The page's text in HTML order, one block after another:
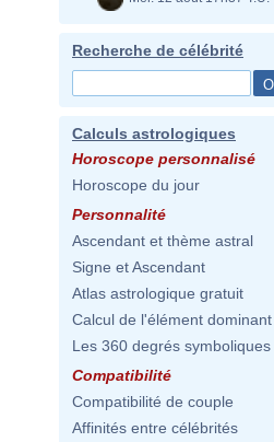
Recherche de célébrité
Calculs astrologiques
Horoscope personnalisé
Horoscope du jour
Personnalité
Ascendant et thème astral
Signe et Ascendant
Atlas astrologique gratuit
Calcul de l'élément dominant
Les 360 degrés symboliques
Compatibilité
Compatibilité de couple
Affinités entre célébrités